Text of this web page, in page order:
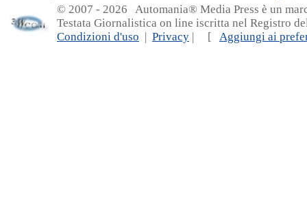
© 2007 - 2026 Automania® Media Press è un
Testata Giornalistica on line iscritta nel Registro
Condizioni d'uso | Privacy | [ Aggiungi ai